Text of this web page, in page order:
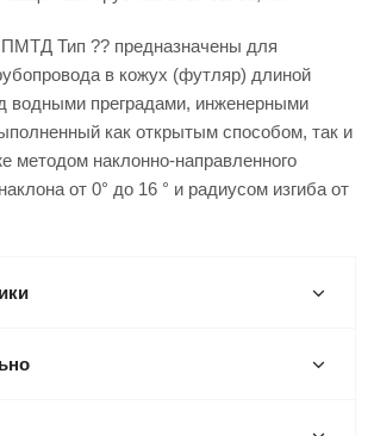
Тип ?? предназначены для
в кожух (футляр) длиной
водными преградами, инженерными
как открытым способом, так и
методом наклонно-направленного
от 0° до 16 ° и радиусом изгиба от